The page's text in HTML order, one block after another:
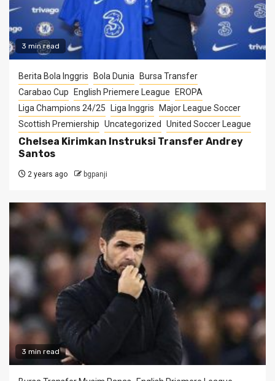
3 min read
Berita Bola Inggris Bola Dunia
Bursa Transfer
Carabao Cup
English Priemere League
EROPA
Liga Champions 24/25
Liga Inggris
Major League Soccer
Scottish Premiership Uncategorized United Soccer League
Chelsea Kirimkan Instruksi Transfer Andrey
Santos
2 years ago bgpanji
3 min read